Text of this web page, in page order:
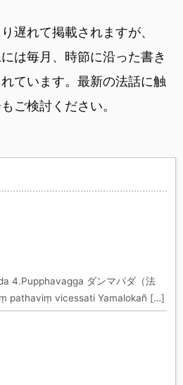
遅れて掲載されますが、
は毎月、時節に沿った書き
ています。最新の法話に触
ご検討ください。
4.Pupphavagga ダンマパダ（法
pathaviṃ vicessati Yamalokañ […]